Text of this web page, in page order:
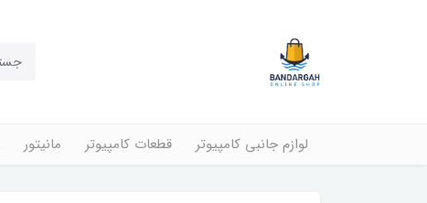
لوازم جانبی کامپیوتر قطعات کامپیوتر مانیتور